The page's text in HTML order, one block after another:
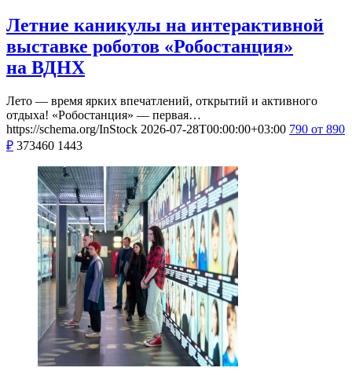
Летние каникулы на интерактивной
выставке роботов «Робостанция»
на ВДНХ
Лето — время ярких впечатлений, открытий и активного
отдыха! «Робостанция» — первая…
https://schema.org/InStock 2026-07-28T00:00:00+03:00 790 от 890
₽ 373460 1443